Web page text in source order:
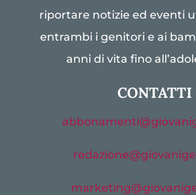
riportare notizie ed eventi
entrambi i genitori e ai
anni di vita fino
CONTATTI